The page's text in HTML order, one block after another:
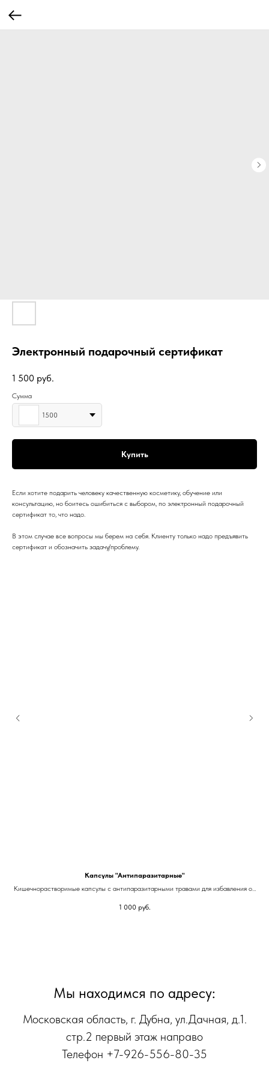
Электронный подарочный сертификат
1 500 руб.
Сумма
1500
Купить
Если хотите подарить человеку качественную косметику, обучение или
консультацию, но боитесь ошибиться с выбором, по электронный подарочный
сертификат то, что надо.
В этом случае все вопросы мы берем на себя. Клиенту только надо предъявить
сертификат и обозначить задачу/проблему.
Капсулы "Антипаразитарные"
Кишечнорастворимые капсулы с антипаразитарными травами для избавления от
1 000 руб.
Мы находимся по адресу:
Московская область, г. Дубна, ул.Дачная, д.1.
стр.2 первый этаж направо
Телефон +7-926-556-80-35